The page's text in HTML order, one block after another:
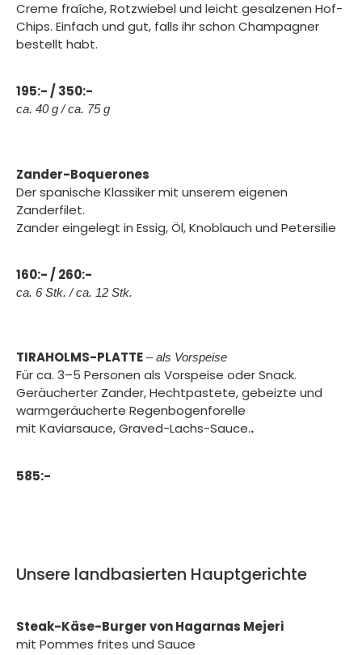
Creme fraîche, Rotzwiebel und leicht gesalzenen Hof-
Chips. Einfach und gut, falls ihr schon Champagner
bestellt habt.
195:- / 350:-
ca. 40 g / ca. 75 g
Zander-Boquerones
Der spanische Klassiker mit unserem eigenen
Zanderfilet.
Zander eingelegt in Essig, Öl, Knoblauch und Petersilie
160:- / 260:-
ca. 6 Stk. / ca. 12 Stk.
TIRAHOLMS-PLATTE – als Vorspeise
Für ca. 3–5 Personen als Vorspeise oder Snack.
Geräucherter Zander, Hechtpastete, gebeizte und
warmgeräucherte Regenbogenforelle
mit Kaviarsauce, Graved-Lachs-Sauce..
585:-
Unsere landbasierten Hauptgerichte
Steak-Käse-Burger von Hagarnas Mejeri
mit Pommes frites und Sauce